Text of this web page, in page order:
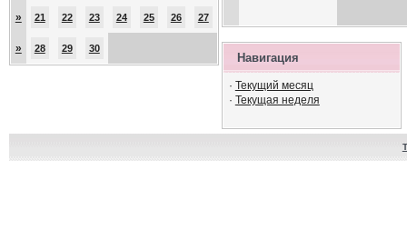
» 21 22 23 24 25 26 27
» 28 29 30
Навигация
· Текущий месяц
· Текущая неделя